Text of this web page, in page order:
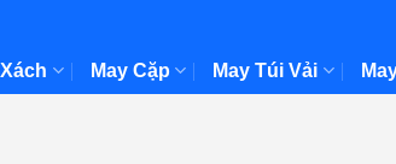
May Cặp May Túi Vải